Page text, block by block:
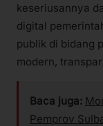
keseriusannya
digital
publik di bidang
modern,
Baca juga:
Pemprov